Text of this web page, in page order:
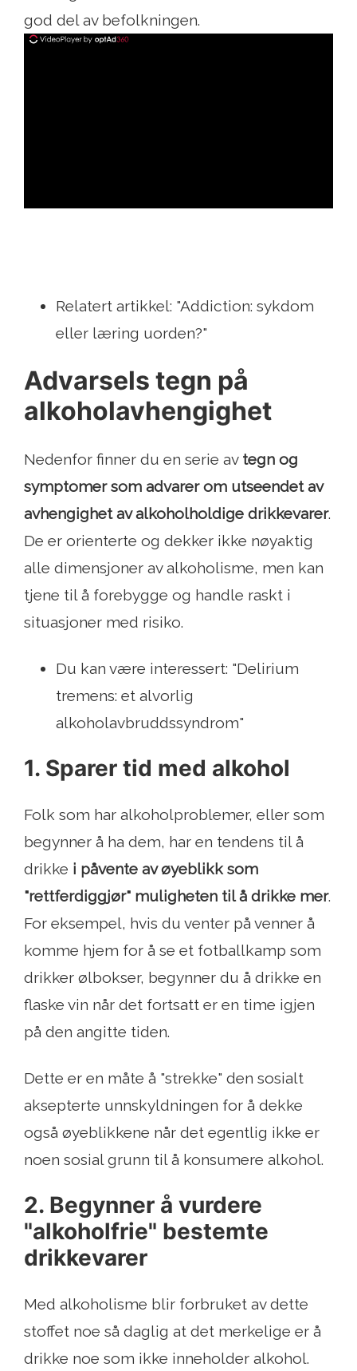
god del av befolkningen.
Relatert artikkel: "Addiction: sykdom
eller læring uorden?"
Advarsels tegn på
alkoholavhengighet
Nedenfor finner du en serie av tegn og
symptomer som advarer om utseendet av
avhengighet av alkoholholdige drikkevarer.
De er orienterte og dekker ikke nøyaktig
alle dimensjoner av alkoholisme, men kan
tjene til å forebygge og handle raskt i
situasjoner med risiko.
Du kan være interessert: "Delirium
tremens: et alvorlig
alkoholavbruddssyndrom"
1. Sparer tid med alkohol
Folk som har alkoholproblemer, eller som
begynner å ha dem, har en tendens til å
drikke i påvente av øyeblikk som
"rettferdiggjør" muligheten til å drikke mer.
For eksempel, hvis du venter på venner å
komme hjem for å se et fotballkamp som
drikker ølbokser, begynner du å drikke en
flaske vin når det fortsatt er en time igjen
på den angitte tiden.
Dette er en måte å "strekke" den sosialt
aksepterte unnskyldningen for å dekke
også øyeblikkene når det egentlig ikke er
noen sosial grunn til å konsumere alkohol.
2. Begynner å vurdere
"alkoholfrie" bestemte
drikkevarer
Med alkoholisme blir forbruket av dette
stoffet noe så daglig at det merkelige er å
drikke noe som ikke inneholder alkohol.